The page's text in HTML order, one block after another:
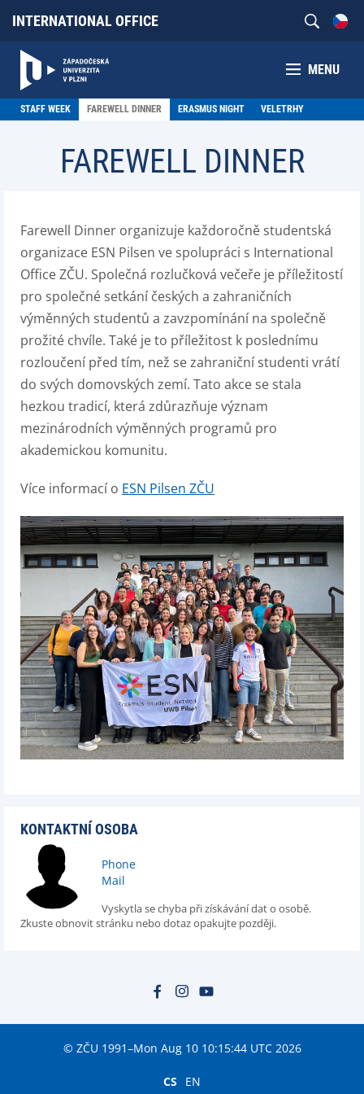
INTERNATIONAL OFFICE
MENU
STAFF WEEK FAREWELL DINNER ERASMUS NIGHT VELETRHY
FAREWELL DINNER
Farewell Dinner organizuje každoročně studentská
organizace ESN Pilsen ve spolupráci s International
Office ZČU. Společná rozlučková večeře je příležitostí
pro společné setkání českých a zahraničních
výměnných studentů a zavzpomínání na společně
prožité chvíle. Také je to příležitost k poslednímu
rozloučení před tím, než se zahraniční studenti vrátí
do svých domovských zemí. Tato akce se stala
hezkou tradicí, která zdůrazňuje význam
mezinárodních výměnných programů pro
akademickou komunitu.
Více informací o ESN Pilsen ZČU
KONTAKTNÍ OSOBA
Phone
Mail
Vyskytla se chyba při získávání dat o osobě.
Zkuste obnovit stránku nebo dotaz opakujte později.
© ZČU 1991–Mon Aug 10 10:15:44 UTC 2026
CS EN